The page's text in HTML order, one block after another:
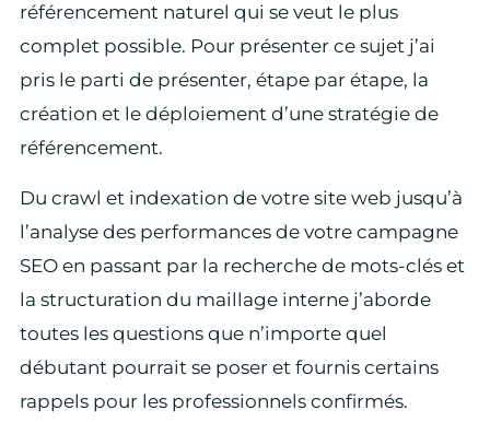
référencement naturel qui se veut le plus
complet possible. Pour présenter ce sujet j’ai
pris le parti de présenter, étape par étape, la
création et le déploiement d’une stratégie de
référencement.
Du crawl et indexation de votre site web jusqu’à
l’analyse des performances de votre campagne
SEO en passant par la recherche de mots-clés et
la structuration du maillage interne j’aborde
toutes les questions que n’importe quel
débutant pourrait se poser et fournis certains
rappels pour les professionnels confirmés.